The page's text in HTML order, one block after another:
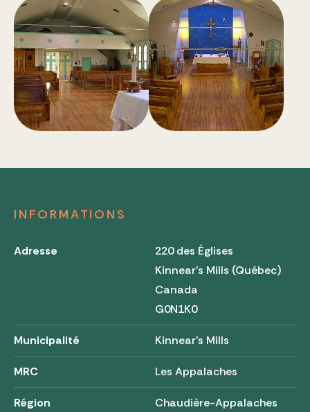
INFORMATIONS
Adresse
220 des Églises
Kinnear's Mills (Québec)
Canada
G0N1K0
Municipalité Kinnear's Mills
MRC Les Appalaches
Région Chaudière-Appalaches